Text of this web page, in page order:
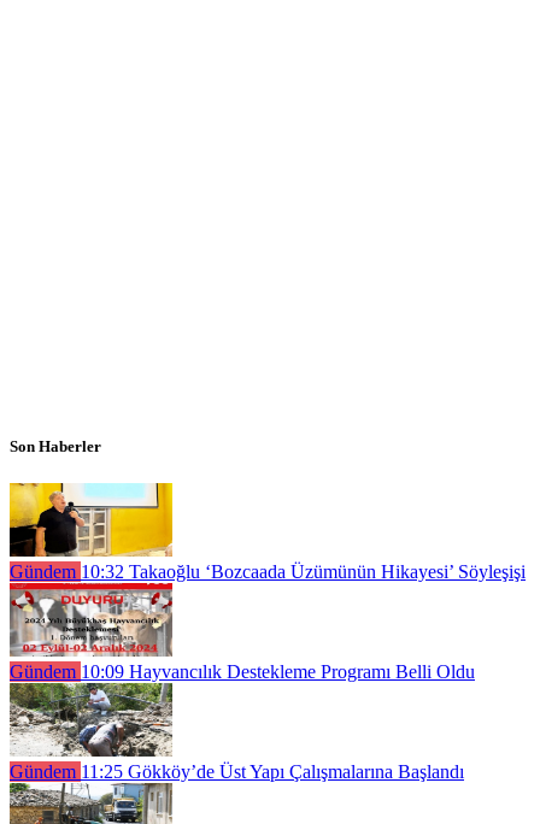
Son Haberler
Gündem 10:32 Takaoğlu ‘Bozcaada Üzümünün Hikayesi’ Söyleşişi
Gündem 10:09 Hayvancılık Destekleme Programı Belli Oldu
Gündem 11:25 Gökköy’de Üst Yapı Çalışmalarına Başlandı